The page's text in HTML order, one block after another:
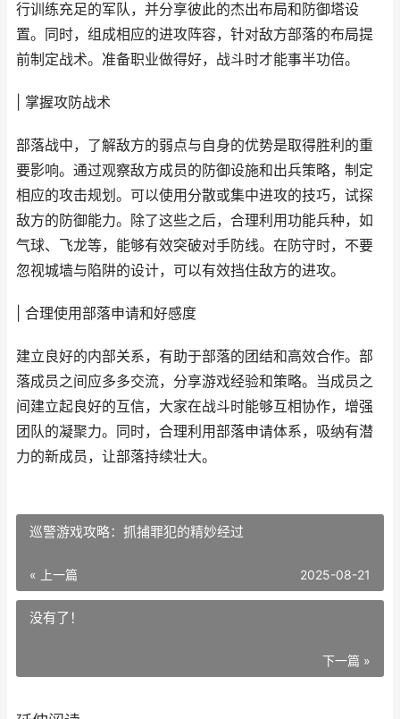
行训练充足的军队，并分享彼此的杰出布局和防御塔设
置。同时，组成相应的进攻阵容，针对敌方部落的布局提
前制定战术。准备职业做得好，战斗时才能事半功倍。
| 掌握攻防战术
部落战中，了解敌方的弱点与自身的优势是取得胜利的重
要影响。通过观察敌方成员的防御设施和出兵策略，制定
相应的攻击规划。可以使用分散或集中进攻的技巧，试探
敌方的防御能力。除了这些之后，合理利用功能兵种，如
气球、飞龙等，能够有效突破对手防线。在防守时，不要
忽视城墙与陷阱的设计，可以有效挡住敌方的进攻。
| 合理使用部落申请和好感度
建立良好的内部关系，有助于部落的团结和高效合作。部
落成员之间应多多交流，分享游戏经验和策略。当成员之
间建立起良好的互信，大家在战斗时能够互相协作，增强
团队的凝聚力。同时，合理利用部落申请体系，吸纳有潜
力的新成员，让部落持续壮大。
巡警游戏攻略：抓捕罪犯的精妙经过
« 上一篇 2025-08-21
没有了！
下一篇 »